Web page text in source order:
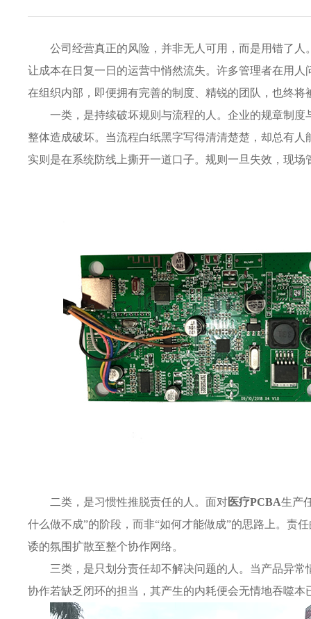
公司经营真正的风险，并非无人可用，而是用错了人
让成本在日复一日的运营中悄然流失。许多管理者在用
在组织内部，即便拥有完善的制度、精锐的团队，也终将
一类，是持续破坏规则与流程的人。企业的规章制
整体造成破坏。当流程白纸黑字写得清清楚楚，却总有
实则是在系统防线上撕开一道口子。规则一旦失效，现
二类，是习惯性推脱责任的人。面对医疗PCBA生产
什么做不成”的阶段，而非“如何才能做成”的思路上。责
诿的氛围扩散至整个协作网络。
三类，是只划分责任却不解决问题的人。当产品异
协作若缺乏闭环的担当，其产生的内耗便会无情地吞噬